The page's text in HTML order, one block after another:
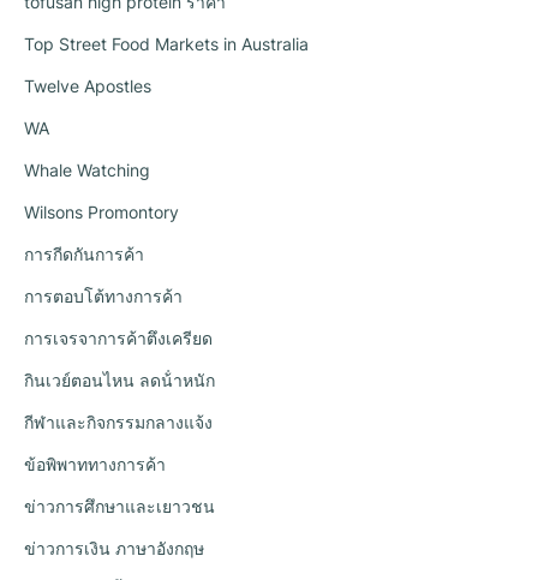
Top Street Food Markets in Australia
Twelve Apostles
WA
Whale Watching
Wilsons Promontory
การกีดกันการค้า
การตอบโต้ทางการค้า
การเจรจาการค้าตึงเครียด
กินเวย์ตอนไหน ลดน้ําหนัก
กีฬาและกิจกรรมกลางแจ้ง
ข้อพิพาททางการค้า
ข่าวการศึกษาและเยาวชน
ข่าวการเงิน ภาษาอังกฤษ